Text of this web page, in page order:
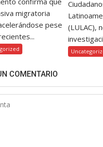
migratoria
pese
(LULAC),
COMENTARIO